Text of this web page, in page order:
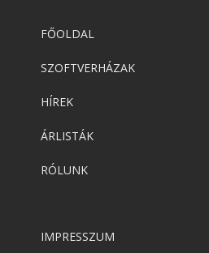
FŐOLDAL
SZOFTVERHÁZAK
HÍREK
ÁRLISTÁK
RÓLUNK
IMPRESSZUM